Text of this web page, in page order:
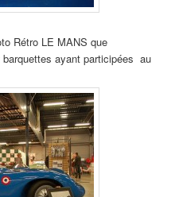
Rétro LE MANS que
barquettes ayant participées au